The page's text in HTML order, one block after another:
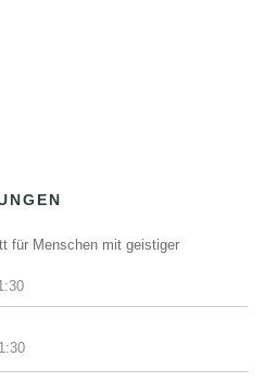
für Menschen mit geistiger